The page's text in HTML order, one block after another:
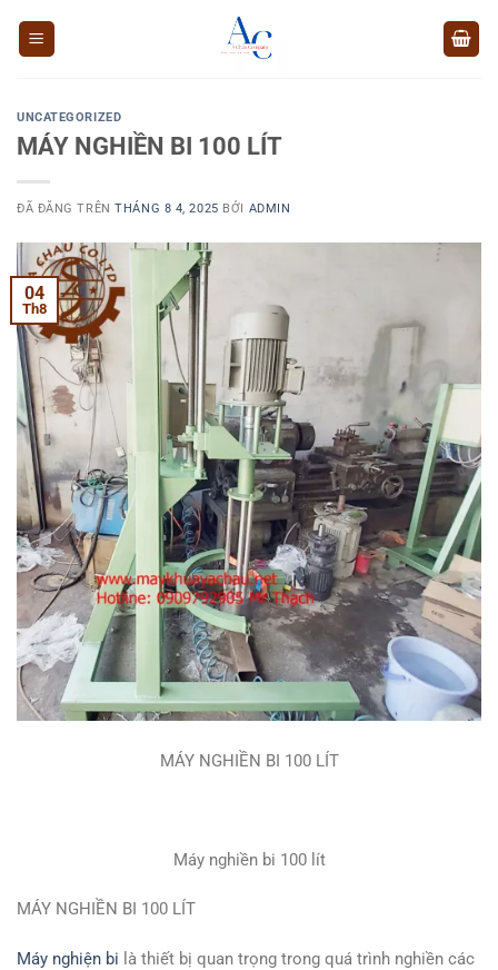
UNCATEGORIZED
MÁY NGHIỀN BI 100 LÍT
ĐÃ ĐĂNG TRÊNTHÁNG 8 4, 2025 BỞI ADMIN
04
Th8
MÁY NGHIỀN BI 100 LÍT
Máy nghiền bi 100 lít
MÁY NGHIỀN BI 100 LÍT
Máy nghiện bi là thiết bị quan trọng trong quá trình nghiền các